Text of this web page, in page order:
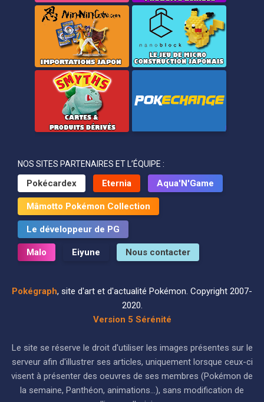
NOS SITES PARTENAIRES ET L’ÉQUIPE :
Pokécardex Eternia Aqua'N'Game
Mâmotto Pokémon Collection
Le développeur de PG
Malo Eiyune Nous contacter
Pokégraph, site d'art et d'actualité Pokémon. Copyright 2007-
2020.
Version 5 Sérénité
Le site se réserve le droit d'utiliser les images présentes sur le
serveur afin d'illustrer ses articles, uniquement lorsque ceux-ci
visent à présenter des oeuvres de ses membres (Pokémon de
la semaine, Panthéon, animations...), sans modification de